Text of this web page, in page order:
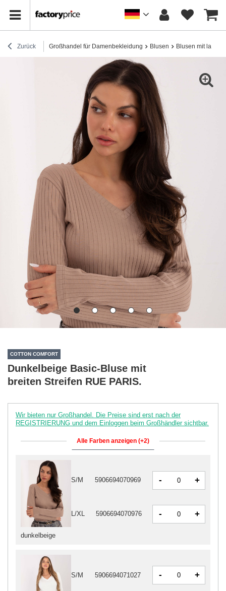
Zurück Großhandel für Damenbekleidung Blusen Blusen mit
COTTON COMFORT
Dunkelbeige Basic-Bluse mit
breiten Streifen RUE PARIS.
Wir bieten nur Großhandel. Die Preise sind erst nach der
REGISTRIERUNG und dem Einloggen beim Großhändler sichtbar.
Alle Farben anzeigen (+2)
S/M 5906694071027 - +
dunkelbeige
S/M 5906694070969 - +
L/XL 5906694070976 - +